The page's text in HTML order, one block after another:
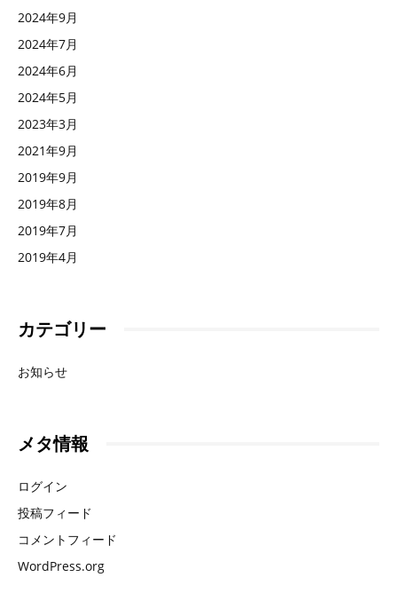
2024年9月
2024年7月
2024年6月
2024年5月
2023年3月
2021年9月
2019年9月
2019年8月
2019年7月
2019年4月
カテゴリー
お知らせ
メタ情報
ログイン
投稿フィード
コメントフィード
WordPress.org